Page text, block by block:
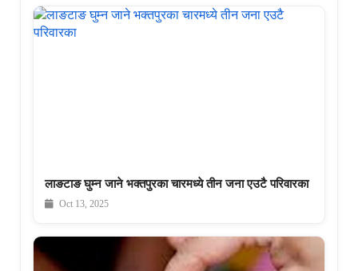
लाङटाङ घुम्न जाने भक्तपुरका चारमध्ये तीन जना एउटै परिवारका
Oct 13, 2025